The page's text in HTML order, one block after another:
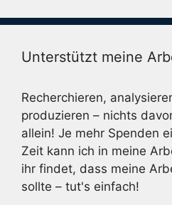
Unterstützt meine
Recherchieren,
produzieren – nichts
allein! Je mehr Spenden
Zeit kann ich in meine
ihr findet, dass meine
sollte – tut's einfach!